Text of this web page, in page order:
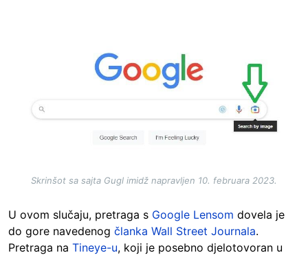
Skrinšot sa sajta Gugl imidž napravljen 10. februara 2023.
U ovom slučaju, pretraga s Google Lensom dovela je
do gore navedenog članka Wall Street Journala.
Pretraga na Tineye-u, koji je posebno djelotovoran u